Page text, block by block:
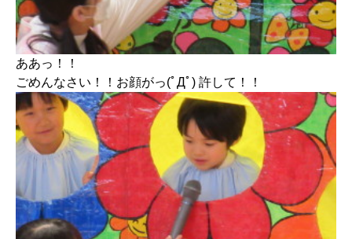
ああっ！！
ごめんなさい！！お顔がっ(ﾟДﾟ) 許して！！